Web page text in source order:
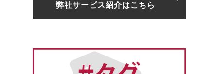
弊社サービス紹介はこちら